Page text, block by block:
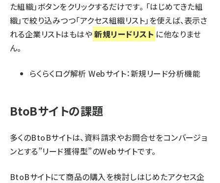
た組織」ボタンをクリックするだけです。 「はじめてきた組
織」で絞り込みつつ「アクセス組織リスト」を使えば、表示さ
れる企業リストはもはや新規リードリスト に他なりませ
ん。
らくらくログ解析 Webサイト：新規リード分析機能
BtoBサイトの課題
多くのBtoBサイトは、資料請求やお問合せをコンバージョ
ンとする”リード獲得型”のWebサイトです。
BtoBサイトにて商品の購入を検討しはじめたアクセス企